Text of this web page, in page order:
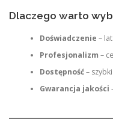
Dlaczego warto
Doświadczenie –
Profesjonalizm –
Dostępność–
Gwarancja jakości